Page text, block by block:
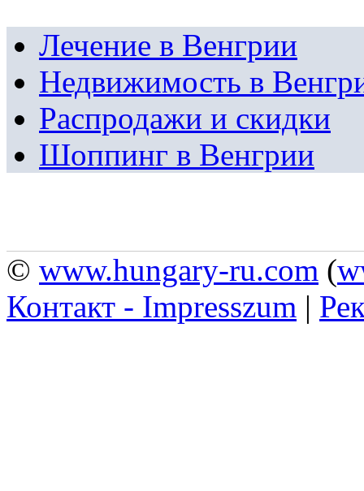
Лечение в Венгрии
Недвижимость в
Распродажи и скидки
Шоппинг в Венгрии
© www.hungary-ru.com (
Контакт - Impresszum |